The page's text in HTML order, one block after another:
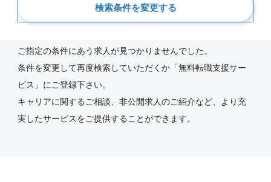
検索条件を変更する
新着順
ご指定の条件にあう求人が見つかりませんでした。
条件を変更して再度検索していただくか「無料転職支援サー
ビス」にご登録下さい。
キャリアに関するご相談、非公開求人のご紹介など、より充
実したサービスをご提供することができます。